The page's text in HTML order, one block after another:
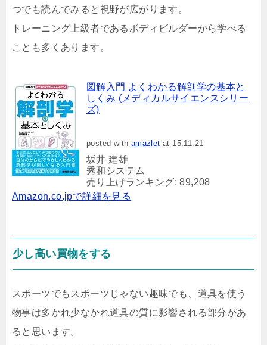
つでも読んでみると視野が広がります。
トレーニング上級者であるボディビルダーから学べる
ことも多くあります。
図解入門 よくわかる解剖学の基本と
しくみ (メディカルサイエンスシリー
ズ)
posted with amazlet at 15.11.21
坂井 建雄
秀和システム
売り上げランキング: 89,208
Amazon.co.jpで詳細を見る
少し高い買物をする
スポーツでもスポーツじゃない趣味でも、道具を使う
物事は多かれ少なかれ道具の質に影響される部分があ
ると思います。